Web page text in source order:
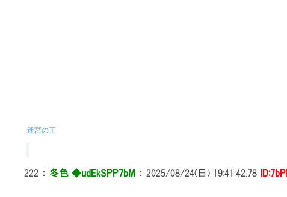
迷宮の王
222 ： 冬色 ◆udEkSPP7bM ： 2025/08/24(日) 19:41:42.78